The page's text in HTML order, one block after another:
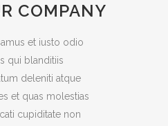
COMPANY
et iusto odio
qui blanditiis
deleniti atque
et quas molestias
cupiditate non